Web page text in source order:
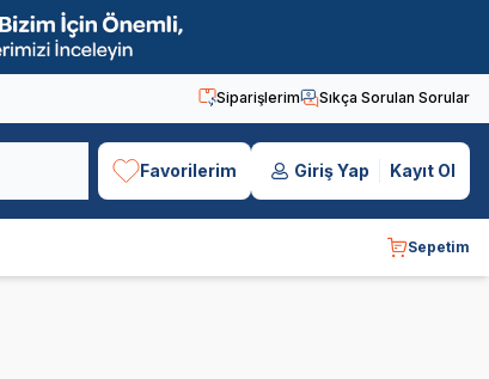
Siparişlerim Sıkça Sorulan Sorular
Favorilerim Giriş Yap Kayıt Ol
Sepetim